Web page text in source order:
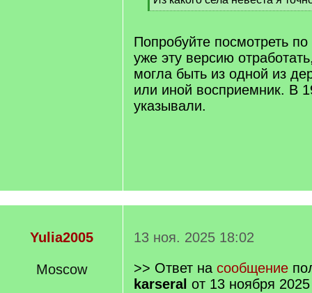
[
q
]
Попробуйте посмотреть
уже эту версию
могла быть из одной из
или иной восприемник. В
указывали.
Yulia2005
Moscow
13 ноя. 2025 18:02
>> Ответ на сообщение
karseral от 13 ноября